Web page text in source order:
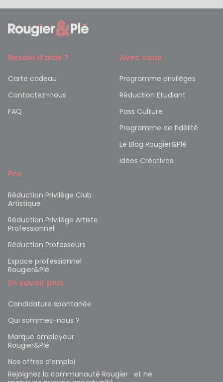
Besoin d’aide ?
Carte cadeau
Contactez-nous
FAQ
Avec vous
Programme privilèges
Réduction Etudiant
Pass Culture
Programme de fidélité
Le Blog Rougier&Plé
Idées Créatives
Pro
Réduction Privilège Club
Artistique
Réduction Privilège Artiste
Professionnel
Réduction Professeurs
Espace professionnel
Rougier&Plé
En savoir plus
Candidature spontanée
Qui sommes-nous ?
Marque employeur
Rougier&Plé
Nos offres d’emploi
Rejoignez la communauté Rougier et ne